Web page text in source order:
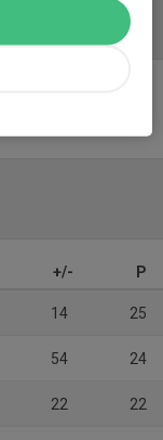
+/- P
14 25
54 24
22 22